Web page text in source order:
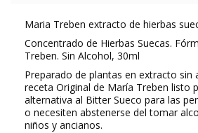
Maria Treben extracto de hierbas
Concentrado de Hierbas Suecas.
Treben. Sin Alcohol, 30ml
Preparado de plantas en extracto sin
receta Original de María Treben listo
alternativa al Bitter Sueco para las
o necesiten abstenerse del tomar
niños y ancianos.